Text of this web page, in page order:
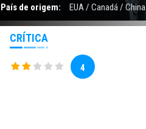
País de origem:
EUA / Canadá / China
CRÍTICA
4